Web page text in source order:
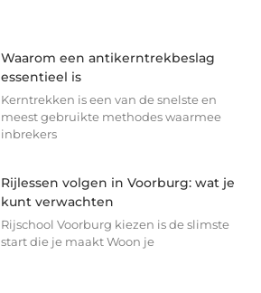
Waarom een antikerntrekbeslag
essentieel is
Kerntrekken is een van de snelste en
meest gebruikte methodes waarmee
inbrekers
Rijlessen volgen in Voorburg: wat je
kunt verwachten
Rijschool Voorburg kiezen is de slimste
start die je maakt Woon je